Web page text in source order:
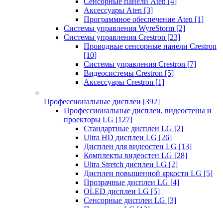
Аксессуары Aten [3]
Программное обеспечение Aten [1]
Системы управления WyreStorm [2]
Системы управления Crestron [23]
Проводные сенсорные панели Crestron
[10]
Системы управления Crestron [7]
Видеосистемы Crestron [5]
Аксессуары Crestron [1]
Профессиональные дисплеи [392]
Профессиональные дисплеи, видеостены и
проекторы LG [127]
Стандартные дисплеи LG [2]
Ultra HD дисплеи LG [26]
Дисплеи для видеостен LG [13]
Комплекты видеостен LG [28]
Ultra Stretch дисплеи LG [2]
Дисплеи повышенной яркости LG [5]
Прозрачные дисплеи LG [4]
OLED дисплеи LG [5]
Сенсорные дисплеи LG [3]